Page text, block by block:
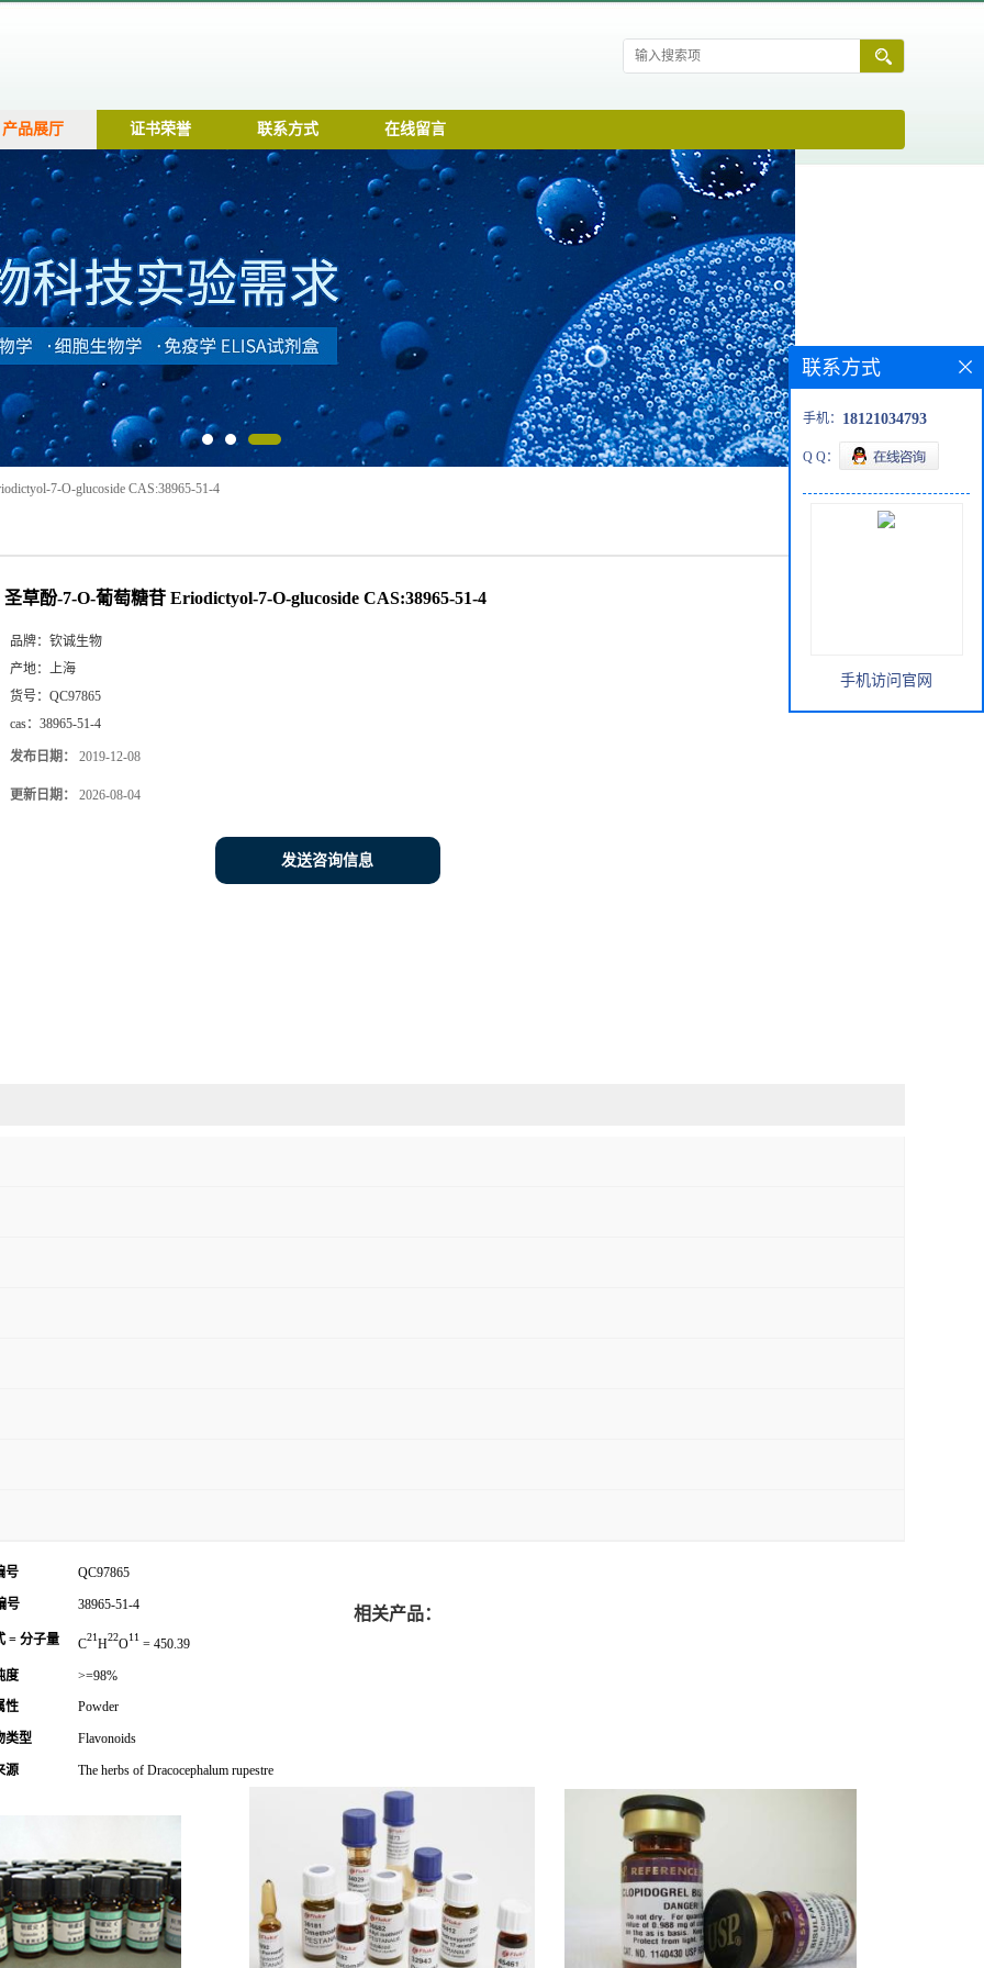
产品展厅 证书荣誉 联系方式 在线留言
7-O-glucoside CAS:38965-51-4
圣草酚-7-O-葡萄糖苷 Eriodictyol-7-O-glucoside CAS:38965-51-4
品牌： 钦诚生物
产地： 上海
货号： QC97865
cas： 38965-51-4
发布日期： 2019-12-08
更新日期： 2026-08-04
发送咨询信息
号 QC97865
号 38965-51-4
= 分子量 C21H22O11 = 450.39
度
>=98%
性
Powder
类型 Flavonoids
源 The herbs of Dracocephalum rupestre
相关产品：
联系方式
手机： 18121034793
Q Q：
手机访问官网